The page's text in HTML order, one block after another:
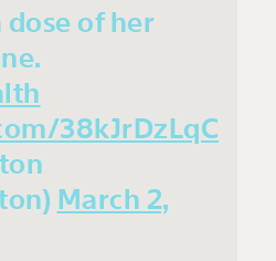
of her
38kJrDzLqC
March 2,